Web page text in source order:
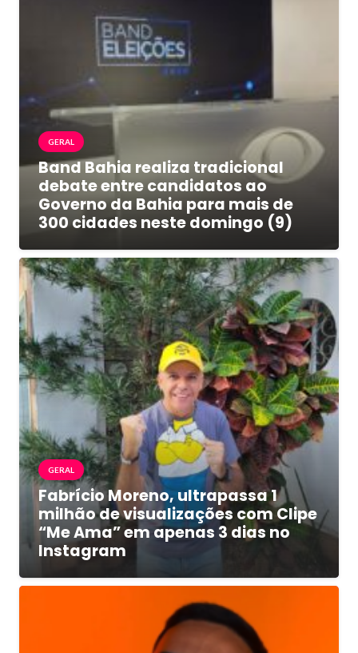
GERAL
Band Bahia realiza tradicional
debate entre candidatos ao
Governo da Bahia para mais de
300 cidades neste domingo (9)
GERAL
Fabrício Moreno, ultrapassa 1
milhão de visualizações com Clipe
“Me Ama” em apenas 3 dias no
Instagram